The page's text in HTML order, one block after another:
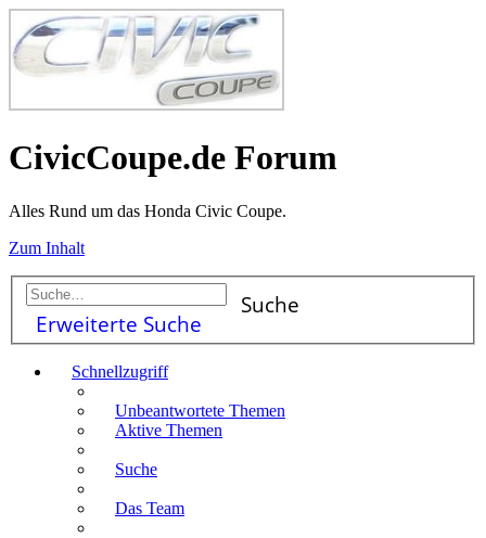
CivicCoupe.de Forum
Alles Rund um das Honda Civic Coupe.
Zum Inhalt
Suche
Erweiterte Suche
Schnellzugriff
Unbeantwortete Themen
Aktive Themen
Suche
Das Team